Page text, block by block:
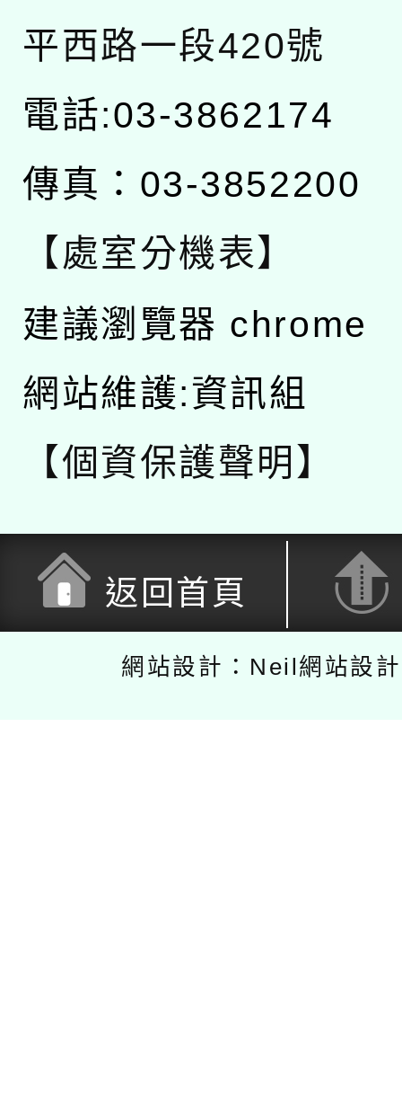
平西路一段420號
電話:03-3862174
傳真：03-3852200
【處室分機表】
建議瀏覽器 chrome
網站維護:資訊組
【個資保護聲明】
返回首頁
網站設計：Neil網站設